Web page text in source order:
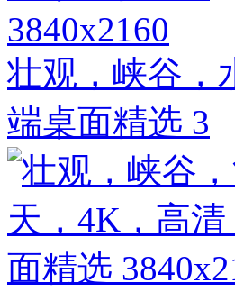
3840x2160
壮观，峡谷，
端桌面精选 3